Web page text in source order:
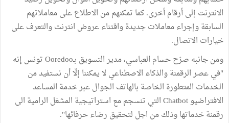
الانترنت إلى أرقام أخرى. كما تمكنهم من الاطلاع على معاملاتهم
السابقة وإجراء معاملات جديدة واقتناء عروض انترنت والتعرف على
خيارات الاتصال.
ومن جانبه صرّح حسام العباسي، مدير التسويق بـOoredoo تونس إنه
"في عصر الرقمنة والذكاء الاصطناعي لا يمكننا إلّا أن نستفيد من
الخدمات المتطورة الخاصة بالهاتف الجوال عبر خدمة المساعد
الافتراضيو Chatbot التي تنسجم مع استراتيجية المشغل الرامية الى
رقمنة خدماتها وذلك من اجل لتحقيق رضاء حرفائها".